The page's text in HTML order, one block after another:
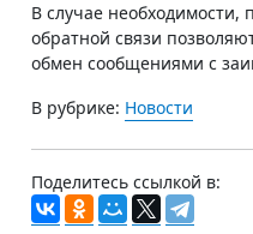
В случае
обратной связи
обмен сообщениями с
В рубрике: Новости
Поделитесь ссылкой в: